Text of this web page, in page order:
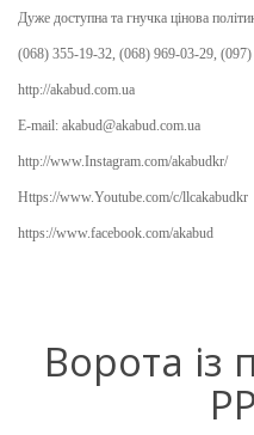
Дуже доступна та гнучка цінова
(068) 355-19-32, (068) 969-03-29,
http://akabud.com.ua
E-mail: akabud@akabud.com.ua
http://www.Instagram.com/akabudkr/
Https://www.Youtube.com/c/llcakabudkr ⠀
https://www.facebook.com/akabud
Ворота із